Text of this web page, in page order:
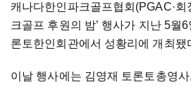
캐나다한인 파크골프협회 (PGAC·회
크골프 후원의 밤’ 행사가 지난5월6
론토한인회관에서 성황리에 개최됐
이날 행사에는 김영재 토론토 총영사,